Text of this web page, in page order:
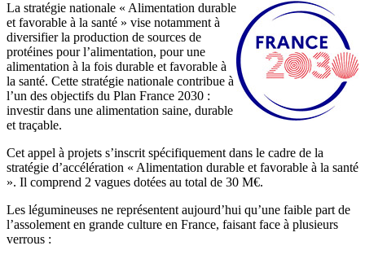
La stratégie nationale « Alimentation durable
et favorable à la santé » vise notamment à
diversifier la production de sources de
protéines pour l’alimentation, pour une
alimentation à la fois durable et favorable à
la santé. Cette stratégie nationale contribue à
l’un des objectifs du Plan France 2030 :
investir dans une alimentation saine, durable
et traçable.
Cet appel à projets s’inscrit spécifiquement dans le cadre de la
stratégie d’accélération « Alimentation durable et favorable à la santé
». Il comprend 2 vagues dotées au total de 30 M€.
Les légumineuses ne représentent aujourd’hui qu’une faible part de
l’assolement en grande culture en France, faisant face à plusieurs
verrous :